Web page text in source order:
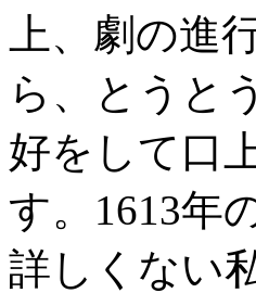
上、劇の進
ら、とうと
好をして口
す。1613年
詳しくない